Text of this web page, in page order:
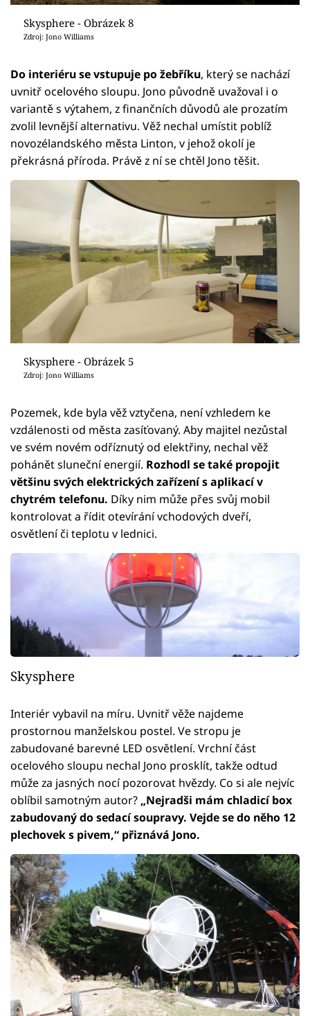
Skysphere - Obrázek 8
Zdroj: Jono Williams
Do interiéru se vstupuje po žebříku, který se nachází
uvnitř ocelového sloupu. Jono původně uvažoval i o
variantě s výtahem, z finančních důvodů ale prozatím
zvolil levnější alternativu. Věž nechal umístit poblíž
novozélandského města Linton, v jehož okolí je
překrásná příroda. Právě z ní se chtěl Jono těšit.
Skysphere - Obrázek 5
Zdroj: Jono Williams
Pozemek, kde byla věž vztyčena, není vzhledem ke
vzdálenosti od města zasíťovaný. Aby majitel nezůstal
ve svém novém odříznutý od elektřiny, nechal věž
pohánět sluneční energií. Rozhodl se také propojit
většinu svých elektrických zařízení s aplikací v
chytrém telefonu. Díky nim může přes svůj mobil
kontrolovat a řídit otevírání vchodových dveří,
osvětlení či teplotu v lednici.
Skysphere
Interiér vybavil na míru. Uvnitř věže najdeme
prostornou manželskou postel. Ve stropu je
zabudované barevné LED osvětlení. Vrchní část
ocelového sloupu nechal Jono prosklít, takže odtud
může za jasných nocí pozorovat hvězdy. Co si ale nejvíc
oblíbil samotným autor? „Nejradši mám chladicí box
zabudovaný do sedací soupravy. Vejde se do něho 12
plechovek s pivem,“ přiznává Jono.